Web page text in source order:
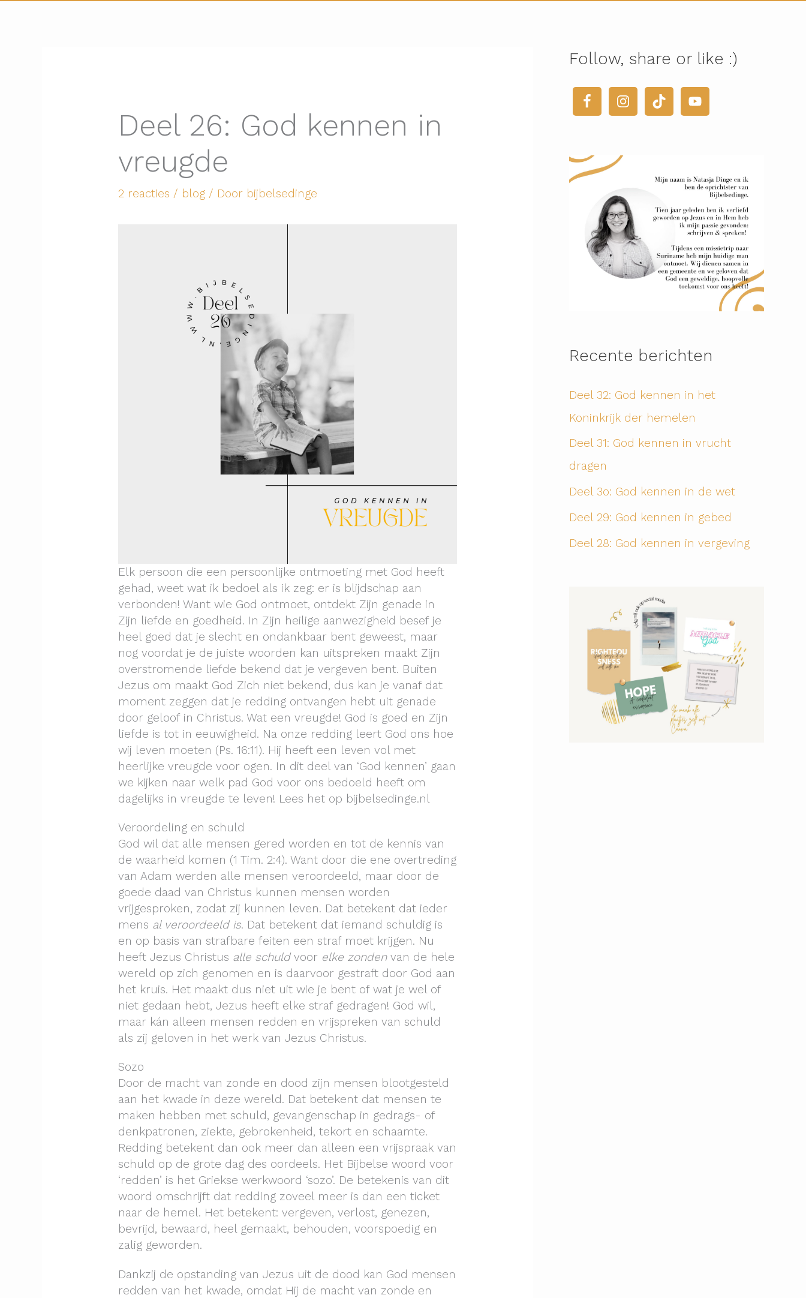
Deel 26: God kennen in
vreugde
2 reacties / blog/ Door bijbelsedinge
Elk persoon die een persoonlijke ontmoeting met God heeft
gehad, weet wat ik bedoel als ik zeg: er is blijdschap aan
verbonden! Want wie God ontmoet, ontdekt Zijn genade in
Zijn liefde en goedheid. In Zijn heilige aanwezigheid besef je
heel goed dat je slecht en ondankbaar bent geweest, maar
nog voordat je de juiste woorden kan uitspreken maakt Zijn
overstromende liefde bekend dat je vergeven bent. Buiten
Jezus om maakt God Zich niet bekend, dus kan je vanaf dat
moment zeggen dat je redding ontvangen hebt uit genade
door geloof in Christus. Wat een vreugde! God is goed en Zijn
liefde is tot in eeuwigheid. Na onze redding leert God ons hoe
wij leven moeten (Ps. 16:11). Hij heeft een leven vol met
heerlijke vreugde voor ogen. In dit deel van ‘God kennen’ gaan
we kijken naar welk pad God voor ons bedoeld heeft om
dagelijks in vreugde te leven! Lees het op bijbelsedinge.nl
Veroordeling en schuld
God wil dat alle mensen gered worden en tot de kennis van
de waarheid komen (1 Tim. 2:4). Want door die ene overtreding
van Adam werden alle mensen veroordeeld, maar door de
goede daad van Christus kunnen mensen worden
vrijgesproken, zodat zij kunnen leven. Dat betekent dat ieder
mens al veroordeeld is. Dat betekent dat iemand schuldig is
en op basis van strafbare feiten een straf moet krijgen. Nu
heeft Jezus Christus alle schuldvoor elke zondenvan de hele
wereld op zich genomen en is daarvoor gestraft door God aan
het kruis. Het maakt dus niet uit wie je bent of wat je wel of
niet gedaan hebt, Jezus heeft elke straf gedragen! God wil,
maar kán alleen mensen redden en vrijspreken van schuld
als zij geloven in het werk van Jezus Christus.
Sozo
Door de macht van zonde en dood zijn mensen blootgesteld
aan het kwade in deze wereld. Dat betekent dat mensen te
maken hebben met schuld, gevangenschap in gedrags- of
denkpatronen, ziekte, gebrokenheid, tekort en schaamte.
Redding betekent dan ook meer dan alleen een vrijspraak van
schuld op de grote dag des oordeels. Het Bijbelse woord voor
‘redden’ is het Griekse werkwoord ‘sozo’. De betekenis van dit
woord omschrijft dat redding zoveel meer is dan een ticket
naar de hemel. Het betekent: vergeven, verlost, genezen,
bevrijd, bewaard, heel gemaakt, behouden, voorspoedig en
zalig geworden.
Dankzij de opstanding van Jezus uit de dood kan God mensen
redden van het kwade, omdat Hij de macht van zonde en
Follow, share or like :)
Recente berichten
Deel 32: God kennen in het
Koninkrijk der hemelen
Deel 31: God kennen in vrucht
dragen
Deel 3o: God kennen in de wet
Deel 29: God kennen in gebed
Deel 28: God kennen in vergeving